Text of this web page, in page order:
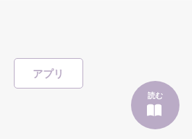
アプリ
読む
✨.ﾟ･*..☆.｡.:*✨.☆.｡.:. *:ﾟ✨.ﾟ･*..☆.｡.:*✨
そして光を巡ってライバルも登場！？
「貴方なんかに光先輩は渡しませんから
「瑠莉に一目惚れしたんだよ……悪いか
クラス替えをして隣の席になったのは